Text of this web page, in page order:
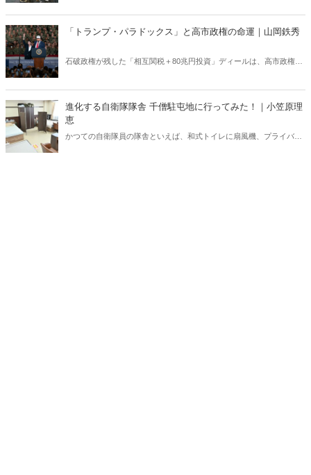
題がある。邦人保護は万全なのか。そして、国際舞台に立つ日本のサ
ラブレッドの安全は守られるのか。戦火は思わぬところに影を落とし
「トランプ・パラドックス」と高市政権の命運｜山岡鉄秀
石破政権が残した「相互関税＋80兆円投資」ディールは、高市政権に
っている。
進化する自衛隊隊舎 千僧駐屯地に行ってみた！｜小笠原理
恵
かつての自衛隊員の隊舎といえば、和式トイレに扇風機、プライバシ